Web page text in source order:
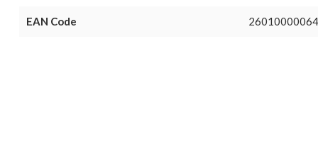
EAN Code